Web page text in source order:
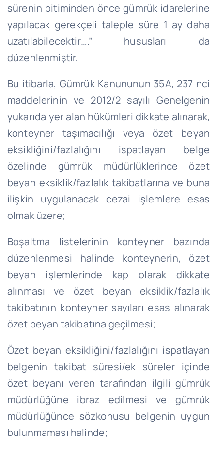
sürenin bitiminden önce gümrük idarelerine
yapılacak gerekçeli taleple süre 1 ay daha
uzatılabilecektir….” hususları da
düzenlenmiştir.
Bu itibarla, Gümrük Kanununun 35A, 237 nci
maddelerinin ve 2012/2 sayılı Genelgenin
yukarıda yer alan hükümleri dikkate alınarak,
konteyner taşımacılığı veya özet beyan
eksikliğini/fazlalığını ispatlayan belge
özelinde gümrük müdürlüklerince özet
beyan eksiklik/fazlalık takibatlarına ve buna
ilişkin uygulanacak cezai işlemlere esas
olmak üzere;
Boşaltma listelerinin konteyner bazında
düzenlenmesi halinde konteynerin, özet
beyan işlemlerinde kap olarak dikkate
alınması ve özet beyan eksiklik/fazlalık
takibatının konteyner sayıları esas alınarak
özet beyan takibatına geçilmesi;
Özet beyan eksikliğini/fazlalığını ispatlayan
belgenin takibat süresi/ek süreler içinde
özet beyanı veren tarafından ilgili gümrük
müdürlüğüne ibraz edilmesi ve gümrük
müdürlüğünce sözkonusu belgenin uygun
bulunmaması halinde;